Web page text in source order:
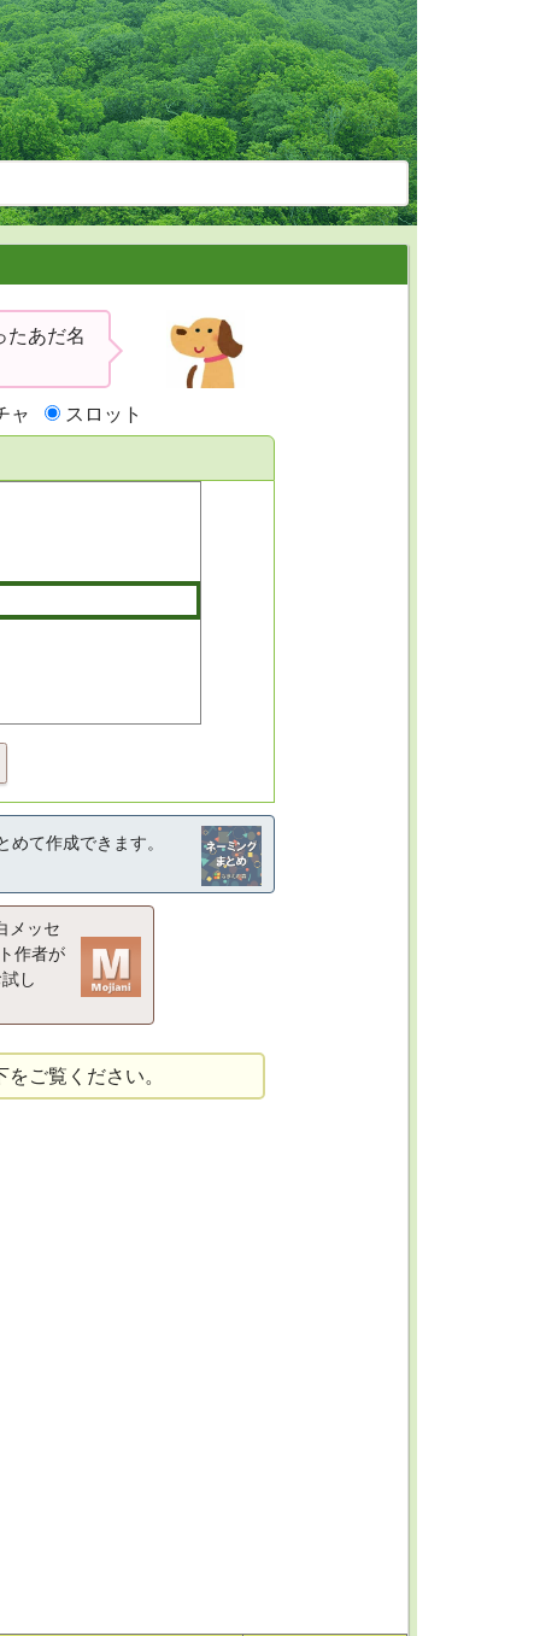
たあだ名
ャ スロット
て作成できます。
メッセ
作者が
し
ご覧ください。